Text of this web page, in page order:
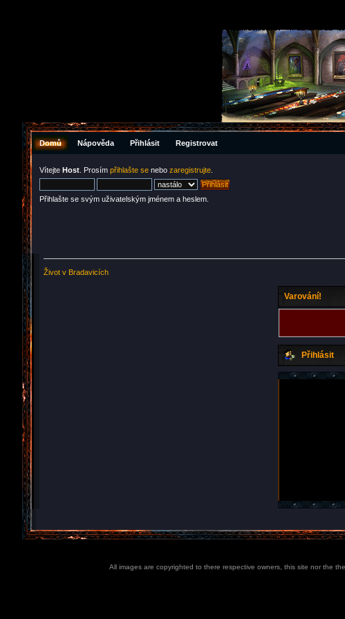
Domů Nápověda Přihlásit Registrovat
Vítejte Host . Prosím přihlašte se nebo zaregistrujte
Přihlašte se svým uživatelským jménem a heslem.
Život v Bradavicích
Varování!
Přihlásit
All images are copyrighted to there respective owners, this site nor the